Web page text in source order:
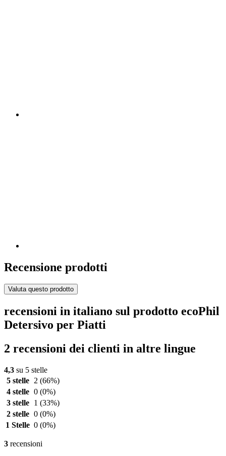
Recensione prodotti
Valuta questo prodotto
recensioni in italiano sul prodotto ecoPhil
Detersivo per Piatti
2 recensioni dei clienti in altre lingue
4,3 su 5 stelle
5 stelle
2 (66%)
4 stelle 0 (0%)
3 stelle
1 (33%)
2 stelle 0 (0%)
1 Stelle 0 (0%)
3 recensioni